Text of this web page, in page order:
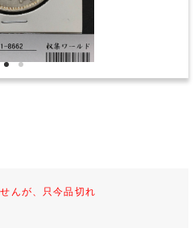
んが、只今品切れ